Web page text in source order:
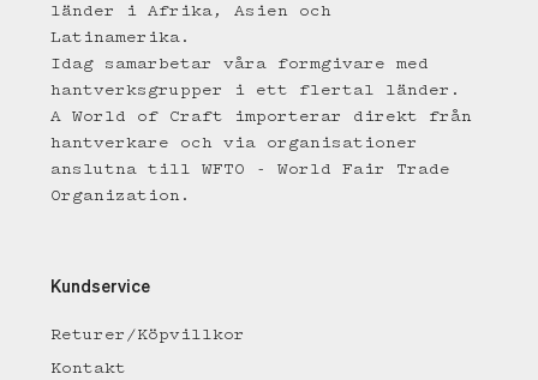
länder i Afrika, Asien och
Latinamerika.
Idag samarbetar våra formgivare med
hantverksgrupper i ett flertal länder.
A World of Craft importerar direkt från
hantverkare och via organisationer
anslutna till WFTO - World Fair Trade
Organization.
Kundservice
Returer/Köpvillkor
Kontakt